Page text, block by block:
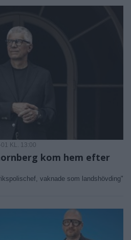
KL. 13:00
kom hem efter
vaknade som landshövding"